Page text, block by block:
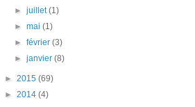
►juillet(1)
►mai(1)
►février(3)
►janvier(8)
► 2015 (69)
► 2014 (4)